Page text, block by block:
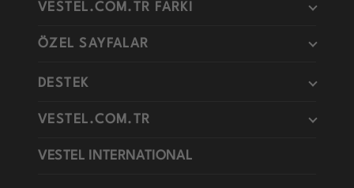
VESTEL.COM.TR FARKI
ÖZEL SAYFALAR
DESTEK
VESTEL.COM.TR
VESTEL INTERNATIONAL